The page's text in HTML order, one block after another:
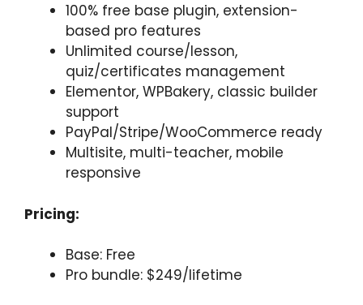
100% free base plugin, extension-
based pro features
Unlimited course/lesson,
quiz/certificates management
Elementor, WPBakery, classic builder
support
PayPal/Stripe/WooCommerce ready
Multisite, multi-teacher, mobile
responsive
Pricing:
Base: Free
Pro bundle: $249/lifetime